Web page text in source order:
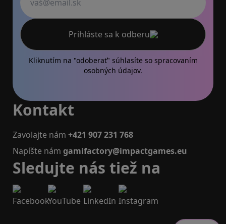
Prihláste sa k odberu
Kliknutím na "odoberať" súhlasíte so spracovaním
osobných údajov.
Kontakt
Zavolajte nám +421 907 231 768
Napíšte nám gamifactory@impactgames.eu
Sledujte nás tiež na